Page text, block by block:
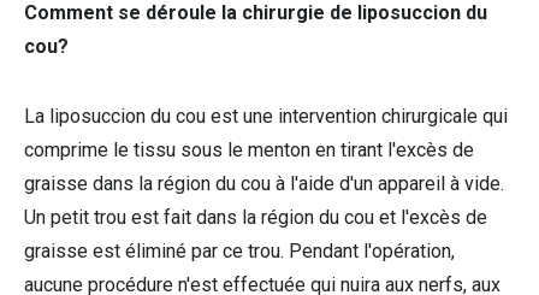
Comment se déroule la chirurgie de liposuccion du
cou?
La liposuccion du cou est une intervention chirurgicale qui
comprime le tissu sous le menton en tirant l'excès de
graisse dans la région du cou à l'aide d'un appareil à vide.
Un petit trou est fait dans la région du cou et l'excès de
graisse est éliminé par ce trou. Pendant l'opération,
aucune procédure n'est effectuée qui nuira aux nerfs, aux